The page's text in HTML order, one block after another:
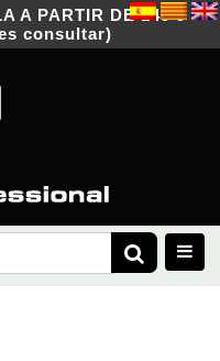
A PARTIR DE 149 €
consultar)